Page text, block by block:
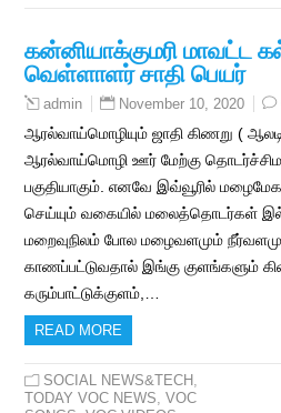
கன்னியாக்குமரி மாவட்ட
வெள்ளாளர் சாதி பெயர்
admin November 10, 2020
ஆரல்வாய்மொழியும் ஜாதி கிணறு (
ஆரல்வாய்மொழி ஊர் மேற்கு
பகுதியாகும். எனவே இவ்வூரில்
செய்யும் வகையில் மலைத்தொடர்கள்
மறைவுநிலம் போல மழைவளமும்
காணப்பட்டுவதால் இங்கு குளங்களும்
கரும்பாட்டுக்குளம்,…
READ MORE
SOCIAL NEWS&TECH ,
TODAY VOC NEWS,VOC